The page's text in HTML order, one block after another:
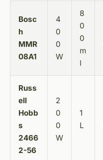
Bosc
h
MMR
08A1
4
0
0
W
8
0
0
m
l
Russ
ell
Hobb
s
2466
2-56
2
0
0
W
1
L